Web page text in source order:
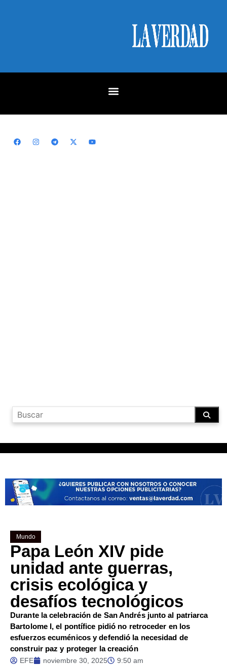
Mundo
Papa León XIV pide
unidad ante guerras,
crisis ecológica y
desafíos tecnológicos
Durante la celebración de San Andrés junto al patriarca
Bartolome I, el pontífice pidió no retroceder en los
esfuerzos ecuménicos y defendió la necesidad de
construir paz y proteger la creación
EFE noviembre 30, 2025 9:50 am